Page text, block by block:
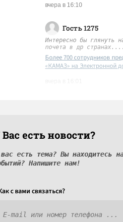
вчера в 16:10
Гость 1275
Интересно бы глянуть
почета в др
Более 700 сотрудников
«КАМАЗ» на Электронной
есть новости?
есть тема? Вы находитесь
Напишите нам!
c вами связаться?